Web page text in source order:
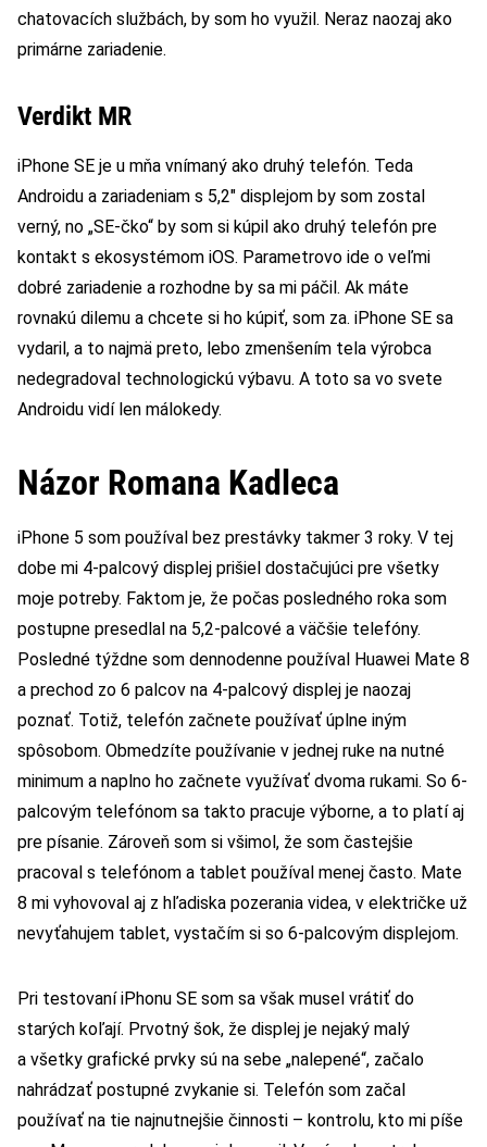
chatovacích službách, by som ho využil. Neraz naozaj ako
primárne zariadenie.
Verdikt MR
iPhone SE je u mňa vnímaný ako druhý telefón. Teda
Androidu a zariadeniam s 5,2″ displejom by som zostal
verný, no „SE-čko“ by som si kúpil ako druhý telefón pre
kontakt s ekosystémom iOS. Parametrovo ide o veľmi
dobré zariadenie a rozhodne by sa mi páčil. Ak máte
rovnakú dilemu a chcete si ho kúpiť, som za. iPhone SE sa
vydaril, a to najmä preto, lebo zmenšením tela výrobca
nedegradoval technologickú výbavu. A toto sa vo svete
Androidu vidí len málokedy.
Názor Romana Kadleca
iPhone 5 som používal bez prestávky takmer 3 roky. V tej
dobe mi 4-palcový displej prišiel dostačujúci pre všetky
moje potreby. Faktom je, že počas posledného roka som
postupne presedlal na 5,2-palcové a väčšie telefóny.
Posledné týždne som dennodenne používal Huawei Mate 8
a prechod zo 6 palcov na 4-palcový displej je naozaj
poznať. Totiž, telefón začnete používať úplne iným
spôsobom. Obmedzíte používanie v jednej ruke na nutné
minimum a naplno ho začnete využívať dvoma rukami. So 6-
palcovým telefónom sa takto pracuje výborne, a to platí aj
pre písanie. Zároveň som si všimol, že som častejšie
pracoval s telefónom a tablet používal menej často. Mate
8 mi vyhovoval aj z hľadiska pozerania videa, v električke už
nevyťahujem tablet, vystačím si so 6-palcovým displejom.
Pri testovaní iPhonu SE som sa však musel vrátiť do
starých koľají. Prvotný šok, že displej je nejaký malý
a všetky grafické prvky sú na sebe „nalepené“, začalo
nahrádzať postupné zvykanie si. Telefón som začal
používať na tie najnutnejšie činnosti – kontrolu, kto mi píše